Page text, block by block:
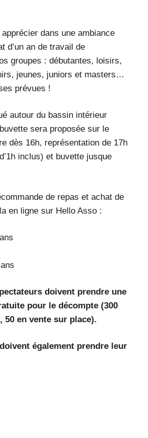
dans une ambiance
d’un an de travail de
groupes : débutantes, loisirs,
jeunes, juniors et masters…
prévues !
autour du bassin intérieur
sera proposée sur le
dès 16h, représentation de 17h
inclus) et buvette jusque
de repas et achat de
en ligne sur Hello Asso :
doivent prendre une
pour le décompte (300
50 en vente sur place).
également prendre leur